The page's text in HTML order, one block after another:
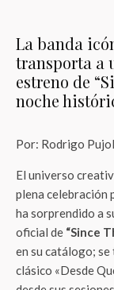
La banda
transporta a
estreno de
noche
Por: Rodrigo
El universo
plena celebración
ha sorprendido a
oficial de “Since
en su catálogo;
clásico «Desde